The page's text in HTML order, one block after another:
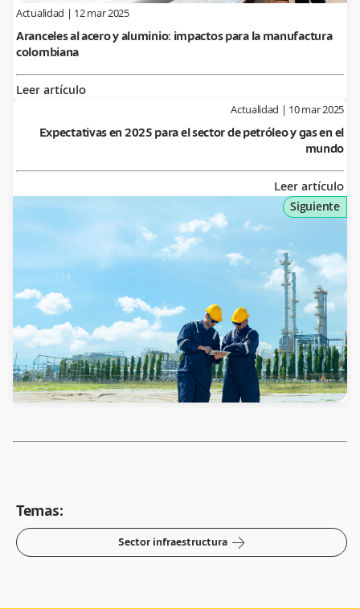
Actualidad | 12 mar 2025
Aranceles al acero y aluminio: impactos para la manufactura
colombiana
Leer artículo
Siguiente
Actualidad | 10 mar 2025
Expectativas en 2025 para el sector de petróleo y gas en el
mundo
Leer artículo
Temas:
Sector infraestructura arrow-right